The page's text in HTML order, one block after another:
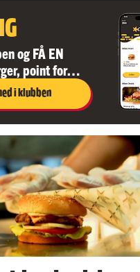
og FÅ EN
point for
nye lækre
i klubben